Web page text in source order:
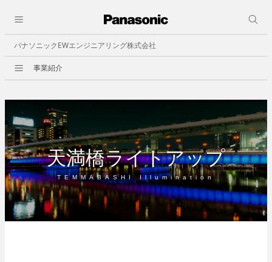
パナソニックEWエンジニアリング株式会社
事業紹介
天満橋ライトアップ
TEMMABASHI Illumination
close
会社情報
会社概要
決算公告
事業紹介
- 中央監視
- 照明制御
- ビル空調自動制御
- 省エネその他
セキュリティ
- 入退室管理
- 防犯カメラ
人と仕事
職種紹介